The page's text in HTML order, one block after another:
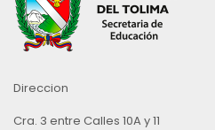
Direccion
Cra. 3 entre Calles 10A y 11